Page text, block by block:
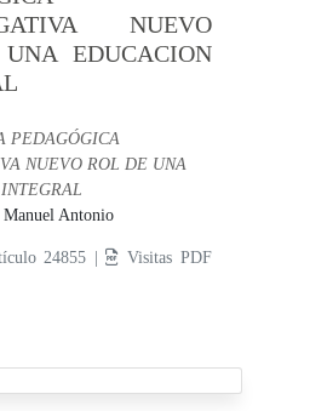
NUEVO
EDUCACION
PEDAGÓGICA
NUEVO ROL DE UNA
Manuel Antonio
24855 |
Visitas PDF